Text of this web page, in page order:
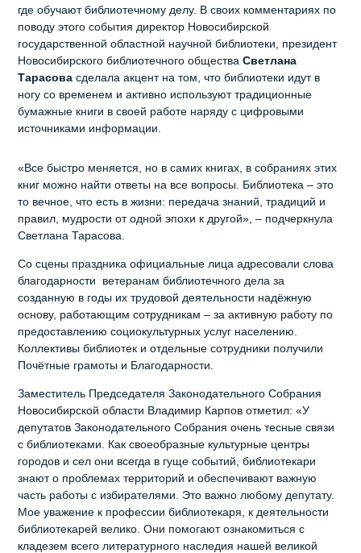
где обучают библиотечному делу. В своих комментариях по
поводу этого события директор Новосибирской
государственной областной научной библиотеки, президент
Новосибирского библиотечного обществаСветлана
Тарасова сделала акцент на том, что библиотеки идут в
ногу со временем и активно используют традиционные
бумажные книги в своей работе наряду с цифровыми
источниками информации.
«Все быстро меняется, но в самих книгах, в собраниях этих
книг можно найти ответы на все вопросы. Библиотека – это
то вечное, что есть в жизни: передача знаний, традиций и
правил, мудрости от одной эпохи к другой», – подчеркнула
Светлана Тарасова.
Со сцены праздника официальные лица адресовали слова
благодарности ветеранам библиотечного дела за
созданную в годы их трудовой деятельности надёжную
основу, работающим сотрудникам – за активную работу по
предоставлению социокультурных услуг населению.
Коллективы библиотек и отдельные сотрудники получили
Почётные грамоты и Благодарности.
Заместитель Председателя Законодательного Собрания
Новосибирской области Владимир Карпов отметил: «У
депутатов Законодательного Собрания очень тесные связи
с библиотеками. Как своеобразные культурные центры
городов и сел они всегда в гуще событий, библиотекари
знают о проблемах территорий и обеспечивают важную
часть работы с избирателями. Это важно любому депутату.
Мое уважение к профессии библиотекаря, к деятельности
библиотекарей велико. Они помогают ознакомиться с
кладезем всего литературного наследия нашей великой